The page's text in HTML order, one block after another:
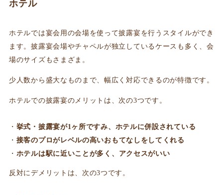
ホテル
ホテルでは宴会用の会場を使って披露宴を行うスタイルができ
ます。披露宴会場やチャペルが独立しているケースも多く、会
場のサイズもさまざま。
少人数から盛大なものまで、幅広く対応できるのが特徴です。
ホテルでの披露宴のメリットは、次の3つです。
挙式・披露宴が1ヶ所ですみ、ホテルに併設されている
接客のプロがレベルの高いおもてなしをしてくれる
ホテルは駅に近いことが多く、アクセスがいい
反対にデメリットは、次の3つです。